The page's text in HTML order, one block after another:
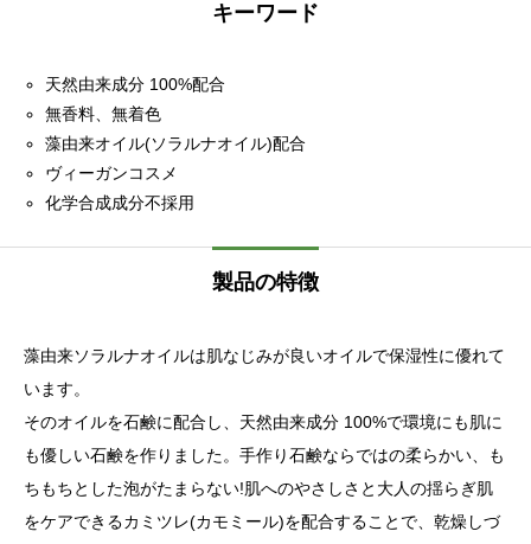
キーワード
天然由来成分 100%配合
無香料、無着色
藻由来オイル(ソラルナオイル)配合
ヴィーガンコスメ
化学合成成分不採用
製品の特徴
藻由来ソラルナオイルは肌なじみが良いオイルで保湿性に優れて
います。
そのオイルを石鹸に配合し、天然由来成分 100%で環境にも肌に
も優しい石鹸を作りました。手作り石鹸ならではの柔らかい、も
ちもちとした泡がたまらない!肌へのやさしさと大人の揺らぎ肌
をケアできるカミツレ(カモミール)を配合することで、乾燥しづ